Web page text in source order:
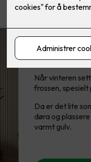
Når vinteren
frossen,
Da er det lite
døra og
varmt gulv.